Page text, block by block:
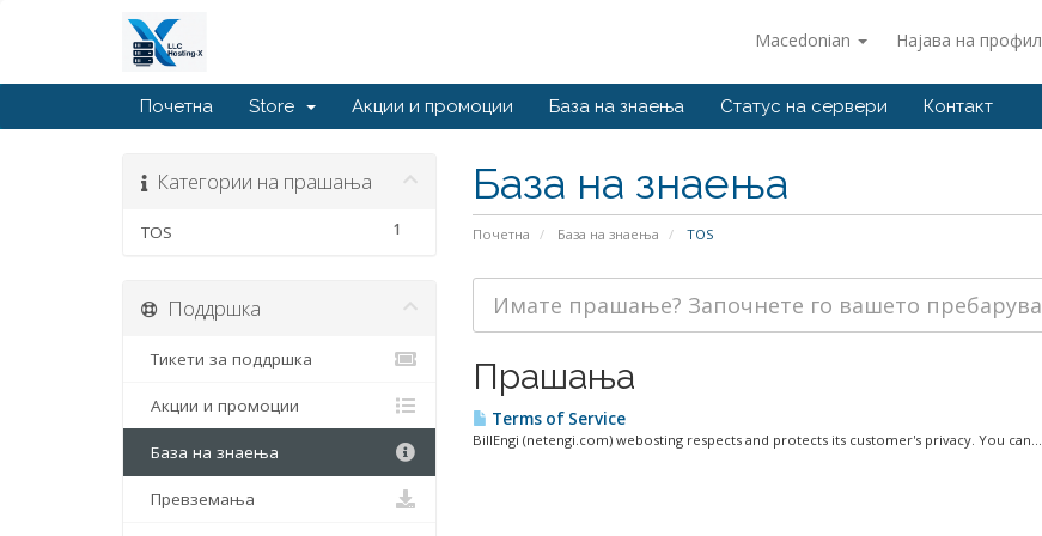
Macedonian Најава на профил
Почетна Store Акции и промоции База на знаења Статус на сервери Контакт
База на знаења
Почетна База на знаења TOS
Категории на прашања
1
TOS
Прашања
Terms of Service
BillEngi (netengi.com) webosting respects and protects its customer's privacy. You can...
Поддршка
Тикети за поддршка
Акции и промоции
База на знаења
Превземања